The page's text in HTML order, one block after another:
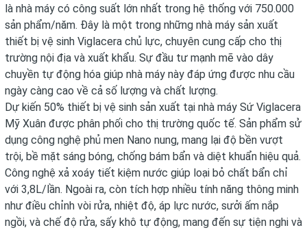
là nhà máy có công suất lớn nhất trong hệ thống với 750.000
sản phẩm/năm. Đây là một trong những nhà máy sản xuất
thiết bị vệ sinh Viglacera chủ lực, chuyên cung cấp cho thị
trường nội địa và xuất khẩu. Sự đầu tư mạnh mẽ vào dây
chuyền tự động hóa giúp nhà máy này đáp ứng được nhu cầu
ngày càng cao về cả số lượng và chất lượng.
Dự kiến 50% thiết bị vệ sinh sản xuất tại nhà máy Sứ Viglacera
Mỹ Xuân được phân phối cho thị trường quốc tế. Sản phẩm sử
dụng công nghệ phủ men Nano nung, mang lại độ bền vượt
trội, bề mặt sáng bóng, chống bám bẩn và diệt khuẩn hiệu quả.
Công nghệ xả xoáy tiết kiệm nước giúp loại bỏ chất bẩn chỉ
với 3,8L/lần. Ngoài ra, còn tích hợp nhiều tính năng thông minh
như điều chỉnh vòi rửa, nhiệt độ, áp lực nước, sưởi ấm nắp
ngồi, và chế độ rửa, sấy khô tự động, mang đến sự tiện nghi và